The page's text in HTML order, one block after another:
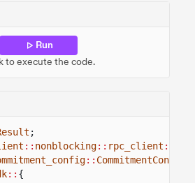
Run
to execute the code.
;
:: nonblocking:: rpc_client ::
:: CommitmentConfig
:: {